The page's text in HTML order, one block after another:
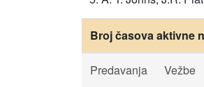
Broj časova aktivne
Predavanja Vežbe